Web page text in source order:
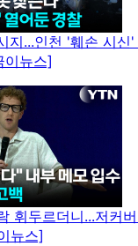
지...인천 '훼손 시신
이뉴스]
휘두르더니...저커
뉴스]